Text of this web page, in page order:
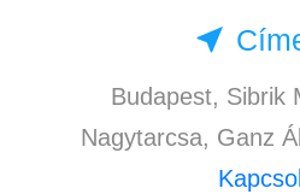
near_me
Budapest, Sibrik
Nagytarcsa, Ganz